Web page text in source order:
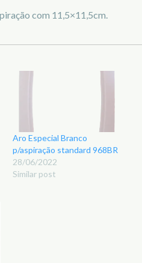
com 11,5×11,5cm.
Aro Especial Branco
p/aspiração standard 968BR
28/06/2022
Similar post